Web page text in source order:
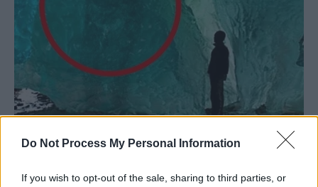
Do Not Process My Personal Information
If you wish to opt-out of the sale, sharing to third parties, or